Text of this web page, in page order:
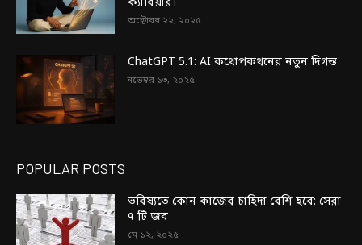
ক্যারিয়ার।
অক্টোবর ২২, ২০২৫
ChatGPT 5.1: AI কথোপকথনের নতুন দিগন্ত
নভেম্বর ১৩, ২০২৫
POPULAR POSTS
ভবিষ্যতে কোন কাজের চাহিদা বেশি হবে: সেরা
৭ টি জব
মে ১২, ২০২৫